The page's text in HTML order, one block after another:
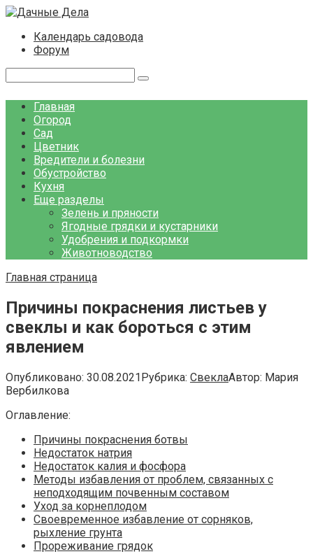
Перейти
контентуКалендарь садовода
Форум
Главная
Огород
Сад
Цветник
Вредители и болезни
Обустройство
Кухня
Еще разделы
Зелень и пряности
Ягодные грядки и кустарники
Удобрения и подкормки
Животноводство
Главная страница
Причины покраснения листьев у
свеклы и как бороться с этим
явлением
Опубликовано: 30.08.2021Рубрика: СвеклаАвтор: Мария
Вербилкова
Оглавление:
Причины покраснения ботвы
Недостаток натрия
Недостаток калия и фосфора
Методы избавления от проблем, связанных с
неподходящим почвенным составом
Уход за корнеплодом
Своевременное избавление от сорняков,
рыхление грунта
Прореживание грядок